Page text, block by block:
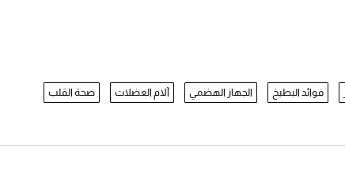
فوائد البطيخ الجهاز الهضمي آلام العضلات صحة القلب